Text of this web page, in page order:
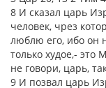
8 И сказал царь
человек, чрез
люблю его, ибо он
только худое,-
не говори, царь,
9 И позвал царь